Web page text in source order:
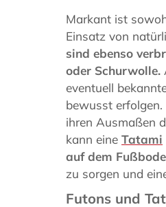
Markant ist
Einsatz von
sind ebenso
oder Schurwolle.
eventuell
bewusst
ihren Ausmaßen
kann eineTatami
auf dem
zu sorgen und
Futons und